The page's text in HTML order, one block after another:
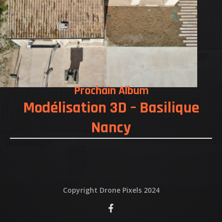
QUI EST DERRIERE
NOUS CONTACTER
ATTESTATIONS
Prochain Album
Modélisation 3D – Basilique
Nancy
Copyright Drone Pixels 2024